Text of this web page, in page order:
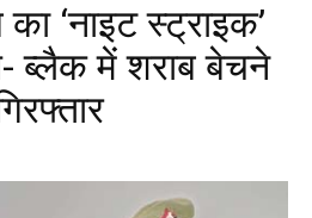
‘नाइट स्ट्राइक’
में शराब बेचने